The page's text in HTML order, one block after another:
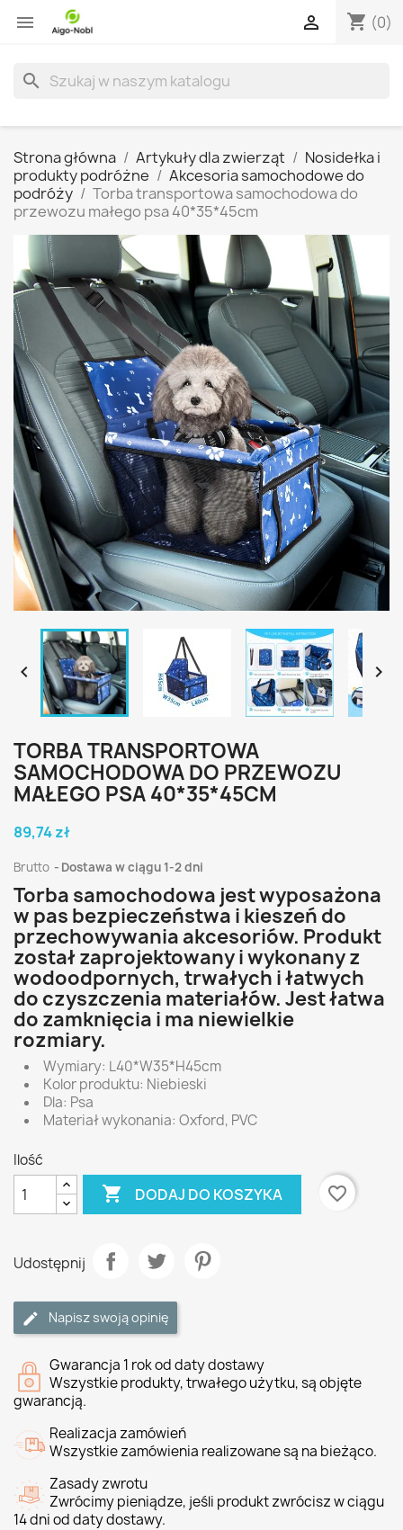
 shopping_cart (0)

search
Strona główna Artykuły dla zwierząt
Nosidełka i
produkty podróżne
Akcesoria samochodowe do
podróży
Torba transportowa samochodowa do
przewozu małego psa 40*35*45cm
 
TORBA TRANSPORTOWA
SAMOCHODOWA DO PRZEWOZU
MAŁEGO PSA 40*35*45CM
89,74 zł
Brutto Dostawa w ciągu 1-2 dni
Torba samochodowa jest wyposażona
w pas bezpieczeństwa i kieszeń do
przechowywania akcesoriów. Produkt
został zaprojektowany i wykonany z
wodoodpornych, trwałych i łatwych
do czyszczenia materiałów. Jest łatwa
do zamknięcia i ma niewielkie
rozmiary.
Wymiary: L40*W35*H45cm
Kolor produktu: Niebieski
Dla: Psa
Materiał wykonania: Oxford, PVC
Ilość
 DODAJ DO KOSZYKA favorite_border
Udostępnij
Napisz swoją opinię
Gwarancja 1 rok od daty dostawy
Wszystkie produkty, trwałego użytku, są objęte
gwarancją.
Realizacja zamówień
Wszystkie zamówienia realizowane są na bieżąco.
Zasady zwrotu
Zwrócimy pieniądze, jeśli produkt zwrócisz w ciągu
14 dni od daty dostawy.